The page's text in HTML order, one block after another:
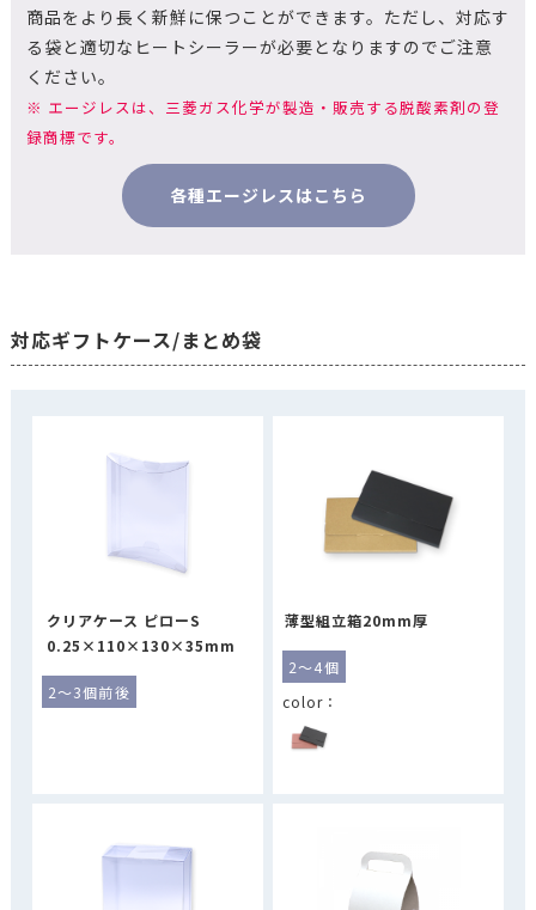
商品をより長く新鮮に保つことができます。ただし、対応す
る袋と適切なヒートシーラーが必要となりますのでご注意
ください。
※ エージレスは、三菱ガス化学が製造・販売する脱酸素剤の登
録商標です。
各種エージレスはこちら
対応ギフトケース/まとめ袋
クリアケース ピローS
0.25×110×130×35mm
2～3個前後
薄型組立箱20mm厚
2～4個